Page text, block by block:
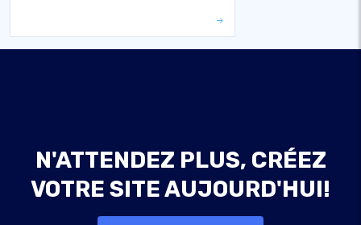
N'ATTENDEZ PLUS, CRÉEZ
VOTRE SITE AUJOURD'HUI!